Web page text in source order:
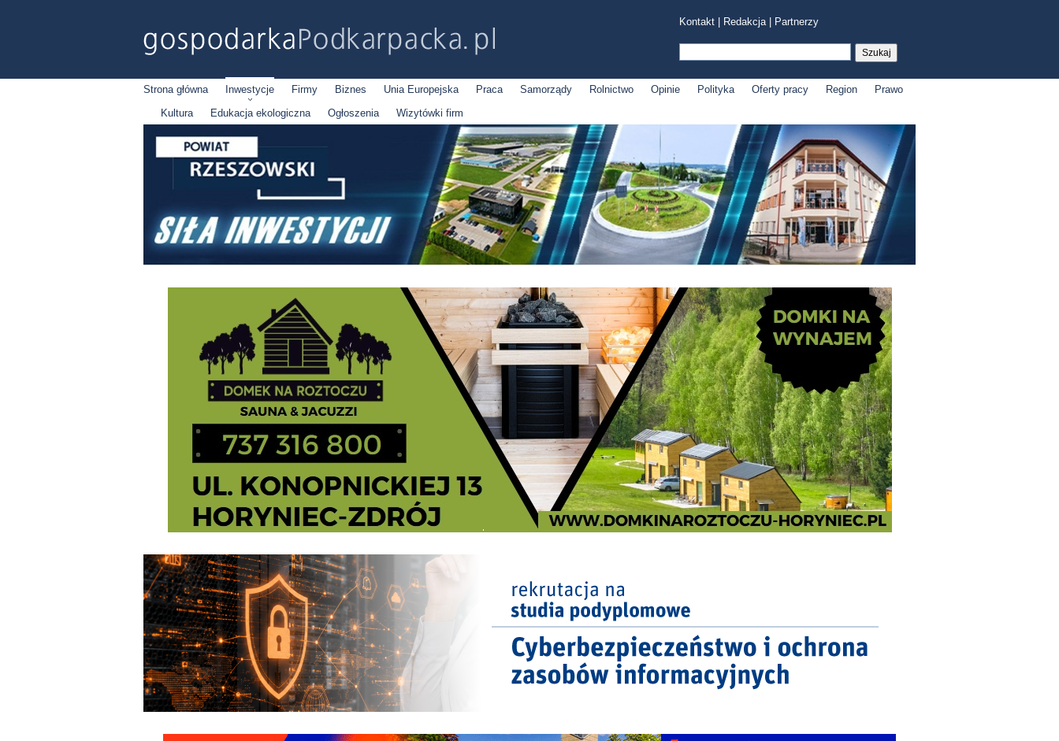
Kontakt Redakcja| Partnerzy
Strona główna Inwestycje Firmy Biznes Unia Europejska Praca Samorządy Rolnictwo Opinie Polityka Oferty pracy Region
Prawo
Kultura
Edukacja ekologiczna Ogłoszenia Wizytówki firm